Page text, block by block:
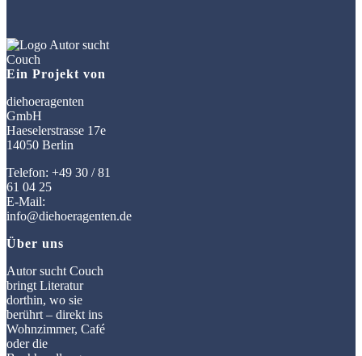
Ein Projekt von
diehoeragenten
GmbH
Haeselerstrasse 17e
14050 Berlin
Telefon: +49 30 / 81
61 04 25
E-Mail:
info@diehoeragenten.de
Über uns
Autor sucht Couch
bringt Literatur
dorthin, wo sie
berührt – direkt ins
Wohnzimmer, Café
oder die